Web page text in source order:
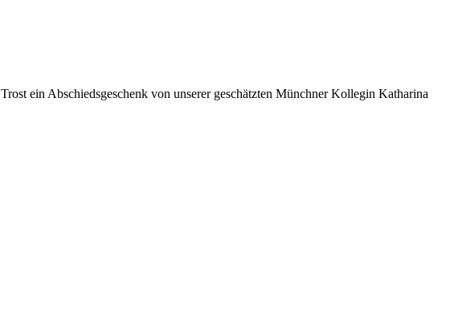
ein Abschiedsgeschenk von unserer geschätzten Münchner Kollegin Katharina